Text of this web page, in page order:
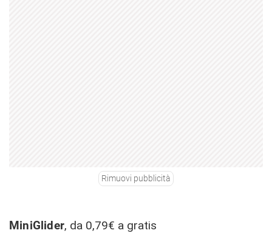
Rimuovi pubblicità
MiniGlider, da 0,79€ a gratis